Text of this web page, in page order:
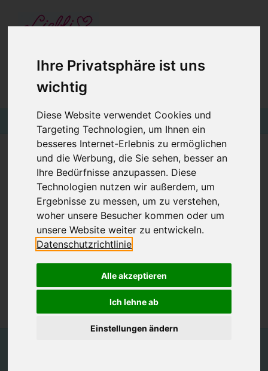
Ihre Privatsphäre ist uns
wichtig
Diese Website verwendet Cookies und
Targeting Technologien, um Ihnen ein
besseres Internet-Erlebnis zu ermöglichen
und die Werbung, die Sie sehen, besser an
Ihre Bedürfnisse anzupassen. Diese
Technologien nutzen wir außerdem, um
Ergebnisse zu messen, um zu verstehen,
woher unsere Besucher kommen oder um
unsere Website weiter zu entwickeln.
Datenschutzrichtlinie
Alle akzeptieren
Ich lehne ab
Einstellungen ändern
STARTSEITE
KINDERGESCHÄFT IN WIEN
BABYKLEIDUNG
KINDERMODE
BLOG
PULLOVER - PRODUKTFOTOS KOMMEN
NOCH
Keine Produkte gefunden!...
* Inkl. MwSt. zzgl.Versandkosten